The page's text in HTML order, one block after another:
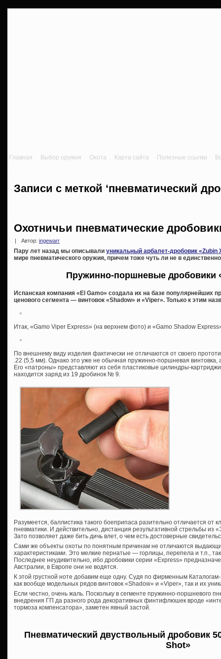
Главная Выбор оружия Охота Карта сайта Полезные ссылки
Записи с меткой ‘пневматический
Охотничьи пневматические
Автор: ingewarr
Пару лет назад мы описывали уникальный арбалет-дробовик «Zubin
мире пневматического оружия, причем тоже чуть ли не в
Пружинно-поршневые дробовики
Испанская компания «El Gamo» создала их на базе популярнейших
ценового сегмента — винтовок «Shadow» и «Viper». Только к этим
Итак, «Gamo Viper Express» (на верхнем фото) и «Gamo Shadow
По внешнему виду изделия фактически не отличаются от своего
.22 (5,5 мм). Однако это уже не обычная пружинно-поршневая винтовка,
Его «патроны» представляют из себя пластиковые цилиндры-
находится заряд из 19 дробинок № 9.
Разумеется, баллистика такого боеприпаса разительно отличается от
пневматики. И действительно, дистанция результативной стрельбы из
Зато позволяет даже бить дичь влет, о чем есть достоверные
Сами же объекты охоты по понятным причинам не отличаются
характеристиками. Это мелкие пернатые — горлицы, перепела и т.п.,
Последнее неудивительно, ибо дробовики серии «Express»
Австралии, в Европе они не водятся.
К этой грустной ноте добавим еще одну. Судя по фирменным
как вообще модельных рядов винтовок «Shadow» и «Viper», так и их
Если честно, очень жаль. Поскольку в сегменте пружинно-поршневого
внедрения ГП да разного рода декоративных финтифлюшек вроде
тормоза компенсатора», заметен явный застой.
Пневматический двуствольный дробовик
Shot»